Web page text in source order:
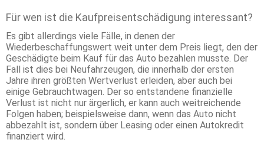
Für wen ist die Kaufpreisentschädigung interessant?
Es gibt allerdings viele Fälle, in denen der
Wiederbeschaffungswert weit unter dem Preis liegt, den der
Geschädigte beim Kauf für das Auto bezahlen musste. Der
Fall ist dies bei Neufahrzeugen, die innerhalb der ersten
Jahre ihren größten Wertverlust erleiden, aber auch bei
einige Gebrauchtwagen. Der so entstandene finanzielle
Verlust ist nicht nur ärgerlich, er kann auch weitreichende
Folgen haben; beispielsweise dann, wenn das Auto nicht
abbezahlt ist, sondern über Leasing oder einen Autokredit
finanziert wird.